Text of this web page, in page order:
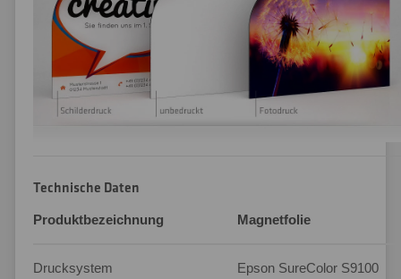
Technische Daten
Produktbezeichnung Magnetfolie
Drucksystem Epson SureColor S9100